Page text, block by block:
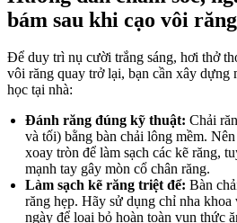
bám sau khi cạo vôi răng
Để duy trì nụ cười trắng sáng, hơi thở
vôi răng quay trở lại, bạn cần xây dựng
học tại nhà:
Đánh răng đúng kỹ thuật: Chải
và tối) bằng bàn chải lông mềm.
xoay tròn để làm sạch các kẽ răng,
mạnh tay gây mòn cổ chân răng.
Làm sạch kẽ răng triệt để: Bàn
răng hẹp. Hãy sử dụng chỉ nha khoa
ngày để loại bỏ hoàn toàn vụn thức